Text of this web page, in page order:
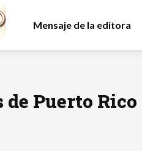
Mensaje de la editora
de Puerto Rico